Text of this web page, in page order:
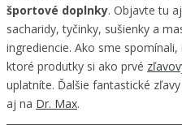
športové doplnky. Objavte tu
sacharidy, tyčinky, sušienky a
ingrediencie. Ako sme
ktoré produtky si ako prvé
uplatníte. Ďalšie fantastické
aj na Dr. Max.